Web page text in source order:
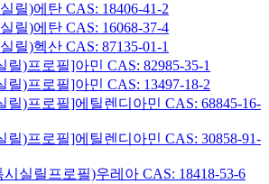
릴)에탄 CAS: 18406-41-2
릴)에탄 CAS: 16068-37-4
릴)헥산 CAS: 87135-01-1
)프로필]아민 CAS: 82985-35-1
)프로필]아민 CAS: 13497-18-2
릴)프로필]에틸렌디아민 CAS: 68845-16-
릴)프로필]에틸렌디아민 CAS: 30858-91-
실릴프로필)우레아 CAS: 18418-53-6